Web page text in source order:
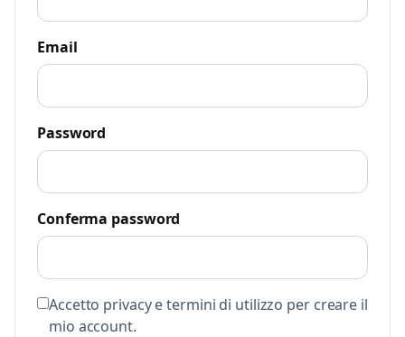
Email
Password
Conferma password
Accetto privacy e termini di utilizzo per creare il
mio account.